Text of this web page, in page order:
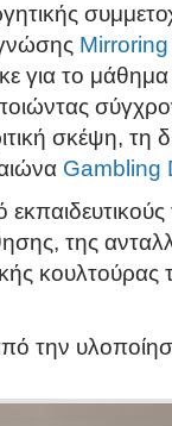
για το
σκέψη, τη
Gambling
της
την